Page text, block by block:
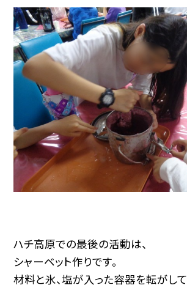
ハチ高原での最後の活動は、
シャーベット作りです。
材料と氷、塩が入った容器を転がして